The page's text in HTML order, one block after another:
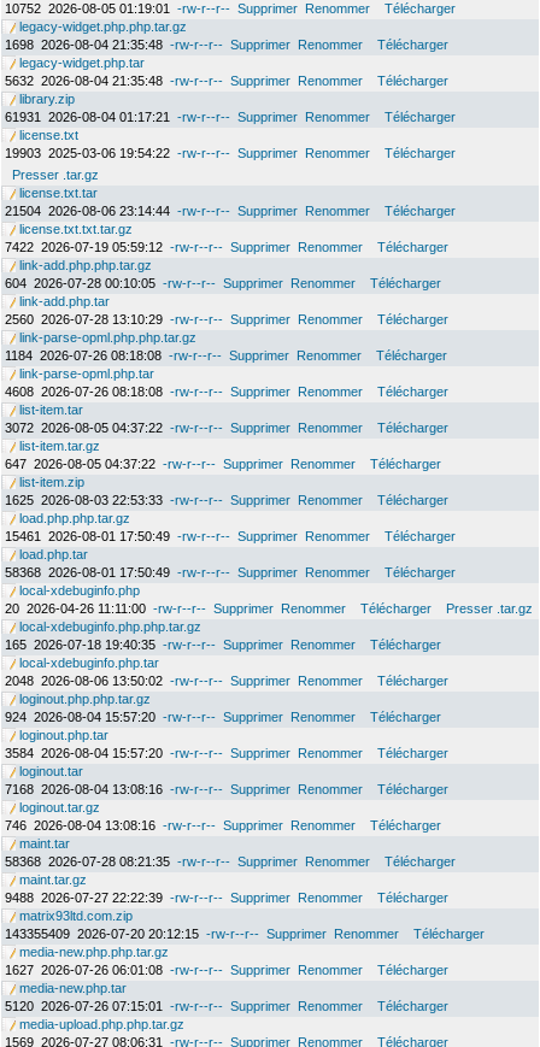
10752 2026-08-05 01:19:01 -rw-r--r-- Supprimer Renommer
Télécharger
legacy-widget.php.php.tar.gz
1698 2026-08-04 21:35:48 -rw-r--r-- Supprimer Renommer
Télécharger
legacy-widget.php.tar
5632 2026-08-04 21:35:48 -rw-r--r-- Supprimer Renommer
Télécharger
library.zip
61931
2026-08-04 01:17:21 -rw-r--r-- Supprimer Renommer
Télécharger
license.txt
19903 2025-03-06 19:54:22 -rw-r--r-- Supprimer Renommer
Télécharger
Presser .tar.gz
license.txt.tar
21504 2026-08-06 23:14:44 -rw-r--r-- Supprimer Renommer
Télécharger
license.txt.txt.tar.gz
7422 2026-07-19 05:59:12 -rw-r--r-- Supprimer Renommer
Télécharger
link-add.php.php.tar.gz
604 2026-07-28 00:10:05 -rw-r--r-- Supprimer Renommer
Télécharger
link-add.php.tar
2560 2026-07-28 13:10:29 -rw-r--r-- Supprimer Renommer
Télécharger
link-parse-opml.php.php.tar.gz
1184 2026-07-26 08:18:08 -rw-r--r-- Supprimer Renommer
Télécharger
link-parse-opml.php.tar
4608 2026-07-26 08:18:08 -rw-r--r-- Supprimer Renommer
Télécharger
list-item.tar
3072 2026-08-05 04:37:22 -rw-r--r-- Supprimer Renommer
Télécharger
list-item.tar.gz
647 2026-08-05 04:37:22 -rw-r--r-- Supprimer Renommer
Télécharger
list-item.zip
1625 2026-08-03 22:53:33 -rw-r--r-- Supprimer Renommer
Télécharger
load.php.php.tar.gz
15461
2026-08-01 17:50:49 -rw-r--r-- Supprimer Renommer
Télécharger
load.php.tar
58368 2026-08-01 17:50:49 -rw-r--r-- Supprimer Renommer
Télécharger
local-xdebuginfo.php
20 2026-04-26 11:11:00 -rw-r--r-- Supprimer Renommer Télécharger
Presser .tar.gz
local-xdebuginfo.php.php.tar.gz
165 2026-07-18 19:40:35 -rw-r--r-- Supprimer Renommer
Télécharger
local-xdebuginfo.php.tar
2048 2026-08-06 13:50:02 -rw-r--r-- Supprimer Renommer
Télécharger
loginout.php.php.tar.gz
924 2026-08-04 15:57:20 -rw-r--r-- Supprimer Renommer
Télécharger
loginout.php.tar
3584 2026-08-04 15:57:20 -rw-r--r-- Supprimer Renommer
Télécharger
loginout.tar
7168 2026-08-04 13:08:16 -rw-r--r-- Supprimer Renommer
Télécharger
loginout.tar.gz
746 2026-08-04 13:08:16 -rw-r--r-- Supprimer Renommer
Télécharger
maint.tar
58368 2026-07-28 08:21:35 -rw-r--r-- Supprimer Renommer
Télécharger
maint.tar.gz
9488 2026-07-27 22:22:39 -rw-r--r-- Supprimer Renommer
Télécharger
matrix93ltd.com.zip
143355409 2026-07-20 20:12:15 -rw-r--r-- Supprimer Renommer
Télécharger
media-new.php.php.tar.gz
1627 2026-07-26 06:01:08 -rw-r--r-- Supprimer Renommer
Télécharger
media-new.php.tar
5120 2026-07-26 07:15:01 -rw-r--r-- Supprimer Renommer
Télécharger
media-upload.php.php.tar.gz
1569 2026-07-27 08:06:31 -rw-r--r-- Supprimer Renommer
Télécharger